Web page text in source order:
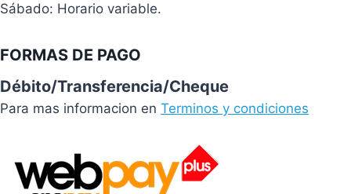
Sábado: Horario variable.
FORMAS DE PAGO
Débito/Transferencia/Cheque
Para mas informacion en Terminos y condiciones